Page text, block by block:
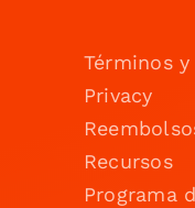
Términos
Privacy
Recursos
Programa